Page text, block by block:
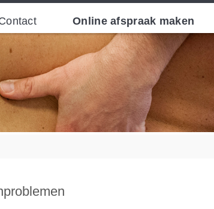
Online afspraak maken